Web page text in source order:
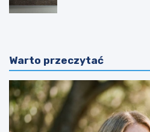
Warto przeczytać